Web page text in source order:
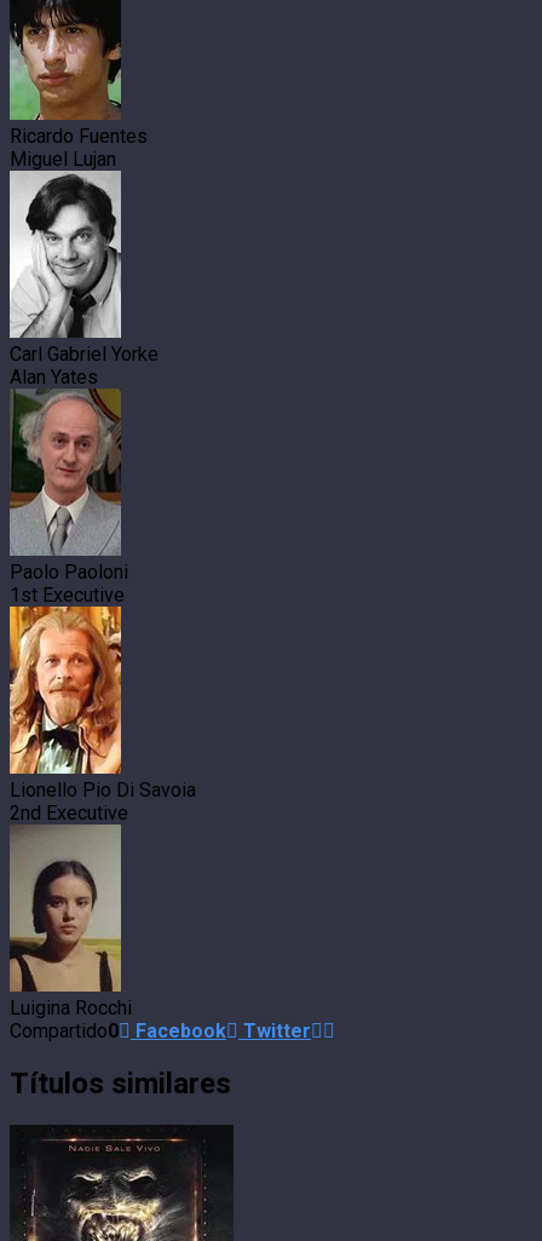
Ricardo Fuentes
Miguel Lujan
Carl Gabriel Yorke
Alan Yates
Paolo Paoloni
1st Executive
Lionello Pio Di Savoia
2nd Executive
Luigina Rocchi
Compartido0 Facebook Twitter
Títulos similares